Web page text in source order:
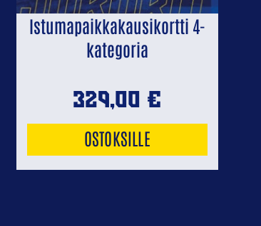
Istumapaikkakausikortti 4-
kategoria
329,00 €
OSTOKSILLE